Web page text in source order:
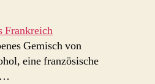
Frankreich
Gemisch von
eine französische